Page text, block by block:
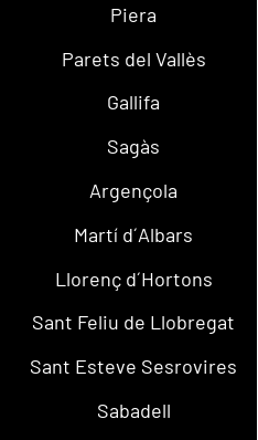
Piera
Parets del Vallès
Gallifa
Sagàs
Argençola
Martí d´Albars
Llorenç d´Hortons
Sant Feliu de Llobregat
Sant Esteve Sesrovires
Sabadell